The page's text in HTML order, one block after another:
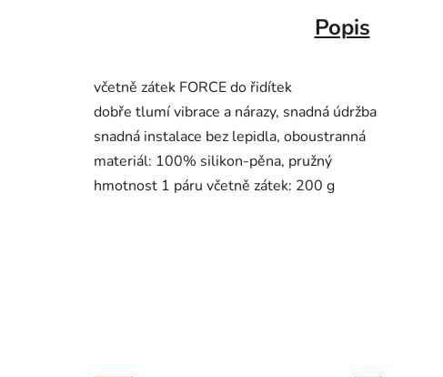
Popis
včetně zátek FORCE do řidítek
dobře tlumí vibrace a nárazy, snadná údržba
snadná instalace bez lepidla, oboustranná
materiál: 100% silikon-pěna, pružný
hmotnost 1 páru včetně zátek: 200 g